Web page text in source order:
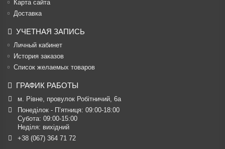
Карта сайта
Доставка
УЧЕТНАЯ ЗАПИСЬ
Личный кабинет
История заказов
Список желаемых товаров
ГРАФИК РАБОТЫ
м. Рівне, провулок Робітничий, 6а
Понеділок - П’ятниця: 09:00-18:00
Субота: 09:00-15:00
Неділя: вихідний
+38 (067) 364 71 72